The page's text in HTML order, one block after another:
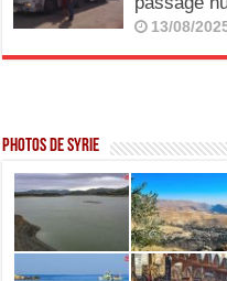
13/08/
Photos de Syrie